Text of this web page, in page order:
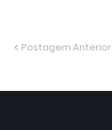
Postagem Anterior